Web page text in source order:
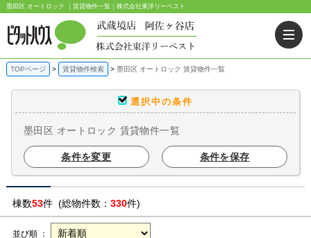
墨田区 オートロック ｜賃貸物件一覧｜株式会社東洋リーベスト
TOPページ 賃貸物件検索 墨田区 オートロック 賃貸物件一覧
選択中の条件
墨田区 オートロック 賃貸物件一覧
条件を変更 条件を保存
棟数53件 (総物件数： 330件)
並び順 ：